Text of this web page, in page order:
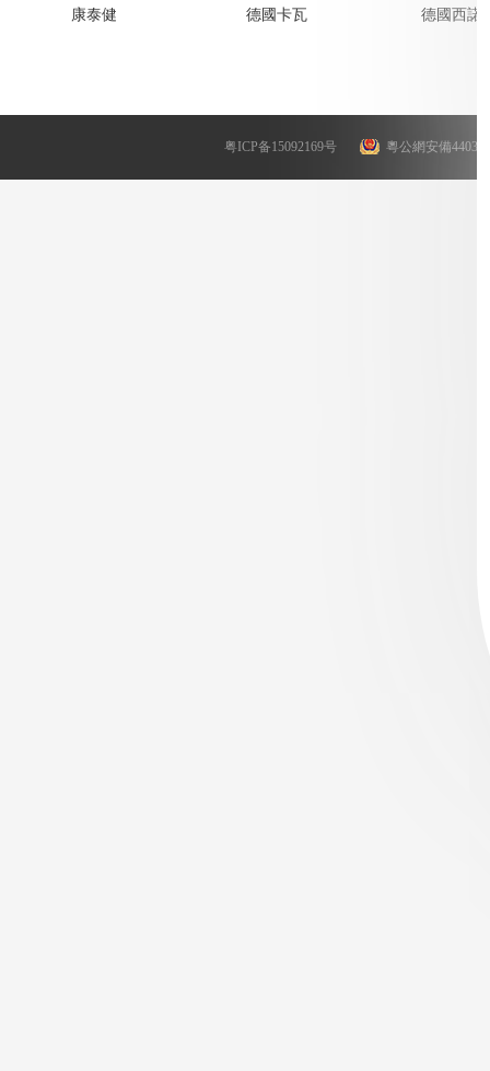
康泰健 德國卡瓦 德國西諾
粤ICP备15092169号 粵公網安備